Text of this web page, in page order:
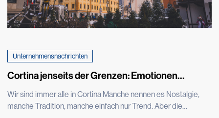
Unternehmensnachrichten
Cortina jenseits der Grenzen: Emotionen
Wir sind immer alle in Cortina Manche nennen es Nostalgie,
manche Tradition, manche einfach nur Trend. Aber die